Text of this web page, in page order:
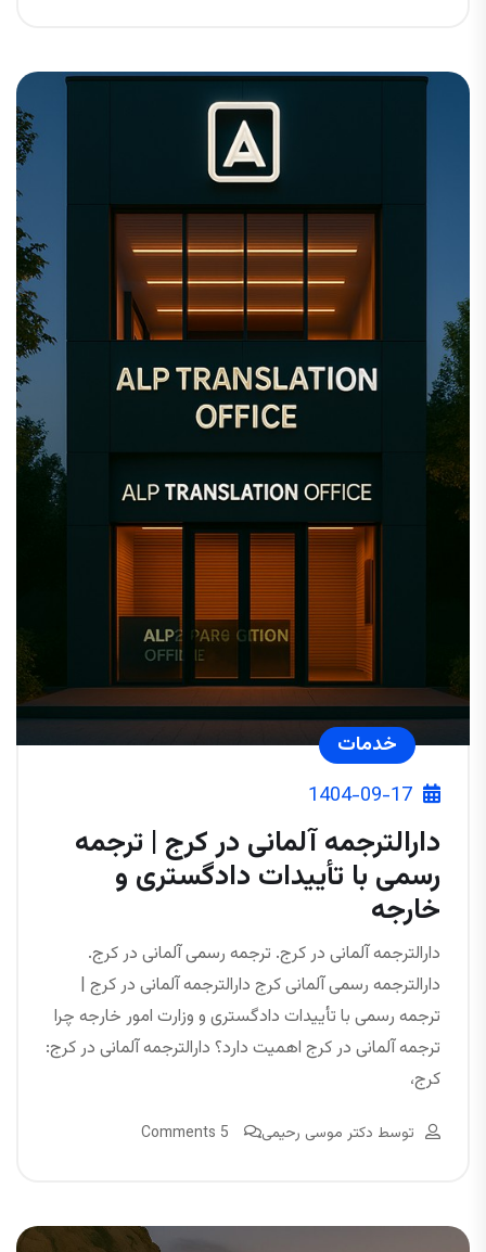
خدمات
1404-09-17
دارالترجمه آلمانی در کرج | ترجمه
رسمی با تأییدات دادگستری و
خارجه
دارالترجمه آلمانی در کرج. ترجمه رسمی آلمانی در کرج.
دارالترجمه رسمی آلمانی کرج دارالترجمه آلمانی در کرج |
ترجمه رسمی با تأییدات دادگستری و وزارت امور خارجه چرا
ترجمه آلمانی در کرج اهمیت دارد؟ دارالترجمه آلمانی در کرج:
کرج،
توسط دکتر موسی رحیمی 5 Comments